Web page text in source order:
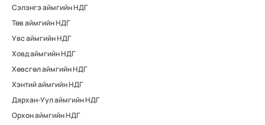
Сэлэнгэ аймгийн НДГ
Төв аймгийн НДГ
Увс аймгийн НДГ
Ховд аймгийн НДГ
Хөвсгөл аймгийн НДГ
Хэнтий аймгийн НДГ
Дархан-Уул аймгийн НДГ
Орхон аймгийн НДГ